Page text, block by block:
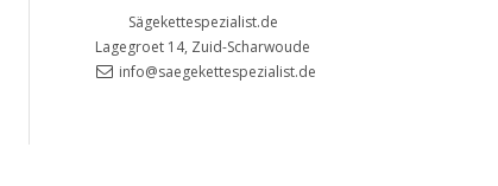
Sägekettespezialist.de
Lagegroet 14, Zuid-Scharwoude
info@saegekettespezialist.de